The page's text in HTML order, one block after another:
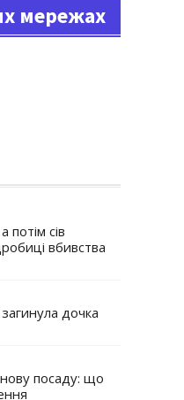
мережах
потім сів
вбивства
дочка
посаду: що